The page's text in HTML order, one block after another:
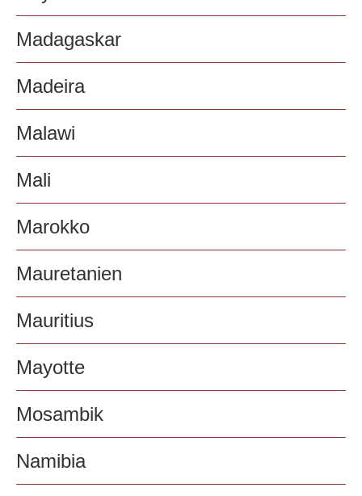
Madagaskar
Madeira
Malawi
Mali
Marokko
Mauretanien
Mauritius
Mayotte
Mosambik
Namibia